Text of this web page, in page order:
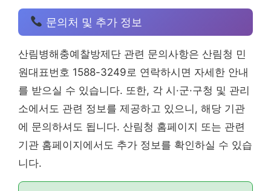
문의처 및 추가 정보
산림병해충예찰방제단 관련 문의사항은 산림청 민
원대표번호 1588-3249로 연락하시면 자세한 안내
를 받으실 수 있습니다. 또한, 각 시·군·구청 및 관리
소에서도 관련 정보를 제공하고 있으니, 해당 기관
에 문의하셔도 됩니다. 산림청 홈페이지 또는 관련
기관 홈페이지에서도 추가 정보를 확인하실 수 있습
니다.